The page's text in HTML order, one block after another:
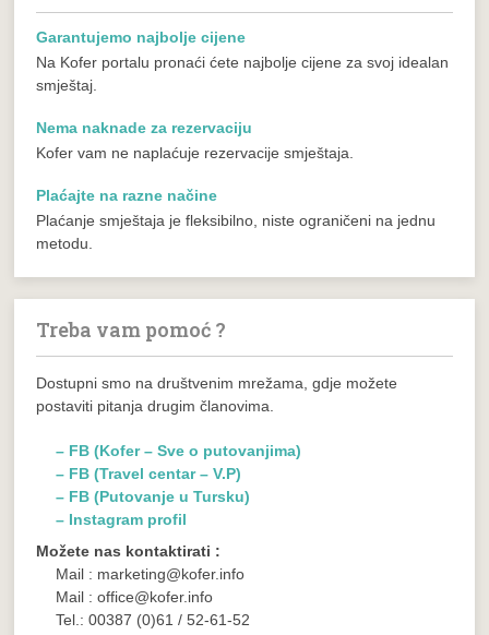
Garantujemo najbolje cijene
Na Kofer portalu pronaći ćete najbolje cijene za svoj idealan
smještaj.
Nema naknade za rezervaciju
Kofer vam ne naplaćuje rezervacije smještaja.
Plaćajte na razne načine
Plaćanje smještaja je fleksibilno, niste ograničeni na jednu
metodu.
Treba vam pomoć ?
Dostupni smo na društvenim mrežama, gdje možete
postaviti pitanja drugim članovima.
– FB (Kofer – Sve o putovanjima)
– FB (Travel centar – V.P)
– FB (Putovanje u Tursku)
– Instagram profil
Možete nas kontaktirati :
Mail : marketing@kofer.info
Mail : office@kofer.info
Tel.: 00387 (0)61 / 52-61-52